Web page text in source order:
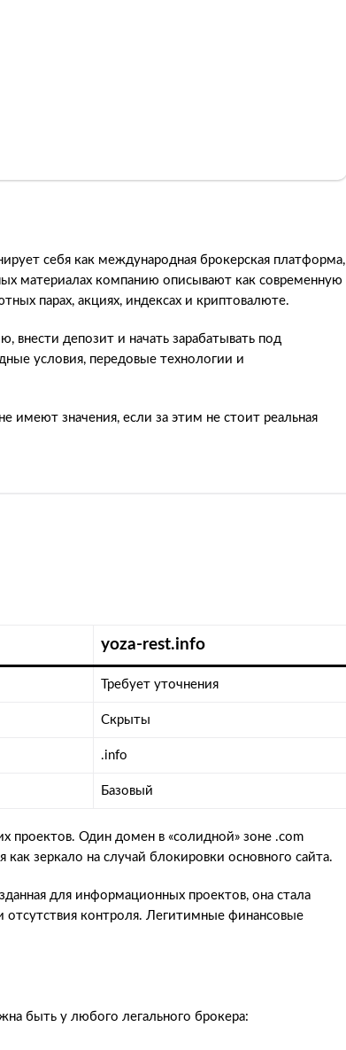
себя как международная брокерская платформа,
материалах компанию описывают как современную
парах, акциях, индексах и криптовалюте.
внести депозит и начать зарабатывать под
условия, передовые технологии и
значения, если за этим не стоит реальная
yoza-rest.info
Требует уточнения
Скрыты
.info
Базовый
проектов. Один домен в «солидной» зоне .com
зеркало на случай блокировки основного сайта.
для информационных проектов, она стала
контроля. Легитимные финансовые
быть у любого легального брокера: